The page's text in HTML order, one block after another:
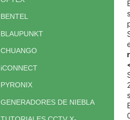
BENTEL
BLAUPUNKT
CHUANGO
iCONNECT
PYRONIX
GENERADORES DE NIEBLA